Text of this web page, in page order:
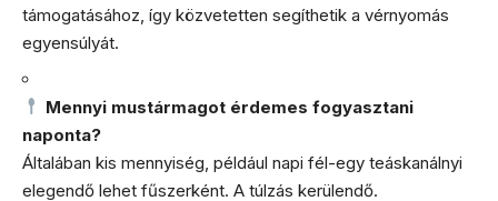
támogatásához, így közvetetten segíthetik a vérnyomás
egyensúlyát.
Mennyi mustármagot érdemes fogyasztani
naponta?
Általában kis mennyiség, például napi fél-egy teáskanálnyi
elegendő lehet fűszerként. A túlzás kerülendő.